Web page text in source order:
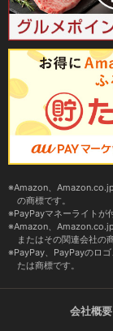
Amazon、
の商標です。
PayPayマネーライトが
Amazon、
またはその関連会社の
PayPay、PayPayのロ
たは商標です。
会社概要